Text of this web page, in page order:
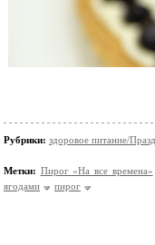
Рубрики: здоровое питание/
Метки: Пирог «На все времена»
ягодами
пирог